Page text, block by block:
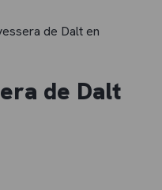
de Dalt en
de Dalt